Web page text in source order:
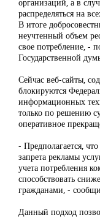
распределяться на
В итоге
неучтенный объем
свое потребление, -
Государственной
Сейчас веб-сайты,
блокируются
информационных
только по решению
оперативное
- Предполагается,
запрета рекламы
учета потребления
способствовать
гражданами, -
Данный подход